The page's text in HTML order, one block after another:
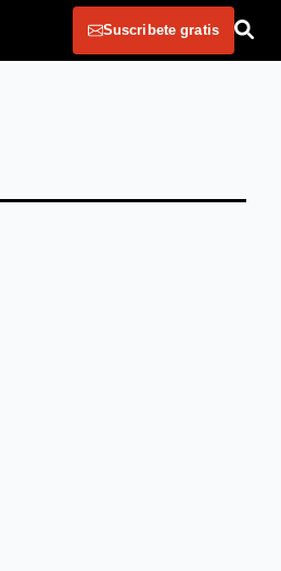
Suscribete gratis